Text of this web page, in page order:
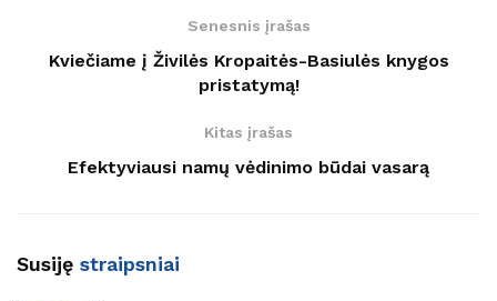
Senesnis įrašas
Kviečiame į Živilės Kropaitės-Basiulės knygos
pristatymą!
Kitas įrašas
Efektyviausi namų vėdinimo būdai vasarą
Susiję straipsniai